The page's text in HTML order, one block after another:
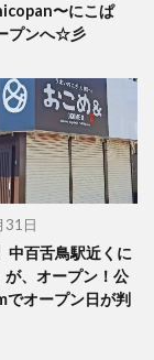
〜にこぱ
プンへ☆彡
31日
中百舌鳥駅近くに
が、オープン！公
オープン日が判